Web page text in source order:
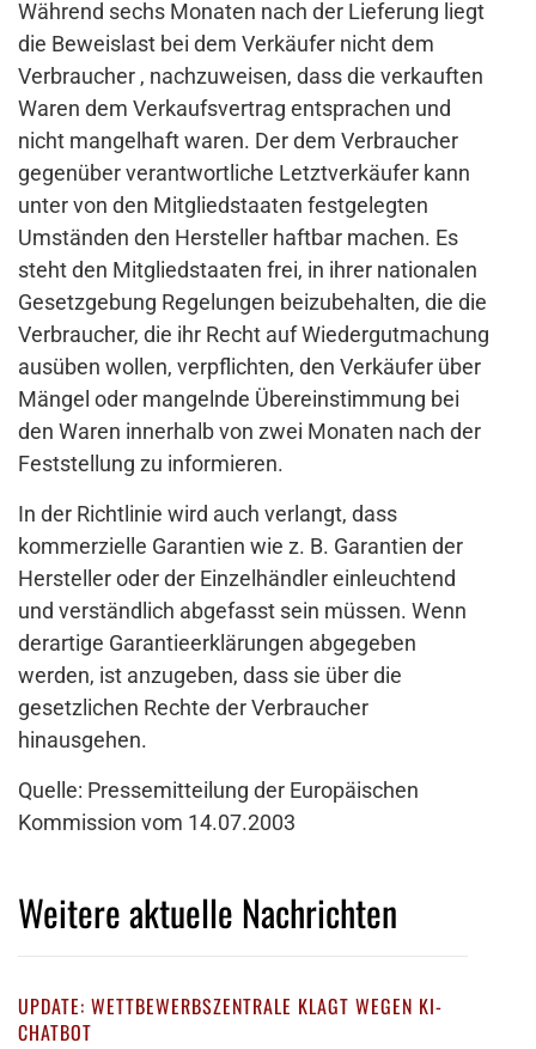
Während sechs Monaten nach der Lieferung liegt
die Beweislast bei dem Verkäufer nicht dem
Verbraucher , nachzuweisen, dass die verkauften
Waren dem Verkaufsvertrag entsprachen und
nicht mangelhaft waren. Der dem Verbraucher
gegenüber verantwortliche Letztverkäufer kann
unter von den Mitgliedstaaten festgelegten
Umständen den Hersteller haftbar machen. Es
steht den Mitgliedstaaten frei, in ihrer nationalen
Gesetzgebung Regelungen beizubehalten, die die
Verbraucher, die ihr Recht auf Wiedergutmachung
ausüben wollen, verpflichten, den Verkäufer über
Mängel oder mangelnde Übereinstimmung bei
den Waren innerhalb von zwei Monaten nach der
Feststellung zu informieren.
In der Richtlinie wird auch verlangt, dass
kommerzielle Garantien wie z. B. Garantien der
Hersteller oder der Einzelhändler einleuchtend
und verständlich abgefasst sein müssen. Wenn
derartige Garantieerklärungen abgegeben
werden, ist anzugeben, dass sie über die
gesetzlichen Rechte der Verbraucher
hinausgehen.
Quelle: Pressemitteilung der Europäischen
Kommission vom 14.07.2003
Weitere aktuelle Nachrichten
UPDATE: WETTBEWERBSZENTRALE KLAGT WEGEN KI-
CHATBOT